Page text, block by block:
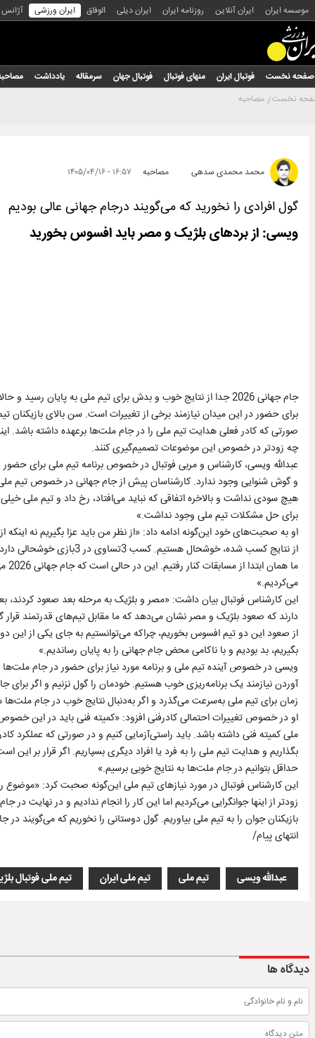
موسسه ایران ایران آنلاین روزنامه ایران ایران دیلی الوفاق ایران ورزشی
صفحه نخست فوتبال ایران منهای فوتبال فوتبال جهان سرمقاله یادداشت
نخست مصاحبه
محمد محمدی سدهی مصاحبه ۱۶:۵۷ - ۱۴۰۵/۰۴/۱۶
گول افرادی را نخورید که می‌گویند درجام جهانی عالی بودیم
ویسی: از بردهای بلژیک و مصر باید افسوس بخورید
برای حضور در این میدان نیازمند برخی از تغییرات است. سن بالای بازیکنان
صورتی که کادر فعلی هدایت تیم ملی را در جام ملت‌ها برعهده داشته باشد.
چه زودتر در خصوص این موضوعات تصمیم‌گیری کنند.
عبدالله ویسی، کارشناس و مربی فوتبال در خصوص برنامه تیم ملی برای
و گوش شنوایی وجود ندارد. کارشناسان پیش از جام جهانی در خصوص تیم
هیچ سودی نداشت و بالاخره اتفاقی که نباید می‌افتاد، رخ داد و تیم ملی
برای حل مشکلات تیم ملی وجود نداشت.»
او به صحبت‌های خود این‌گونه ادامه داد: «از نظر من باید عزا بگیریم نه
از نتایج کسب شده، خوشحال
می‌کردیم.»
این کارشناس فوتبال بیان داشت: «مصر و بلژیک به مرحله بعد صعود
دارند که صعود بلژیک و مصر نشان می‌دهد که ما مقابل تیم‌های قدرتمند قرار
از صعود این دو تیم افسوس بخوریم، چراکه می‌توانستیم به جای یکی از این
بگیریم، بد بودیم و با ناکامی محض جام جهانی را به پایان رساندیم.»
ویسی در خصوص آینده تیم ملی و برنامه مورد نیاز برای حضور در جام ملت‌ها
آوردن نیازمند یک برنامه‌ریزی خوب هستیم. خودمان را گول نزنیم و اگر برای
زمان برای تیم ملی به‌سرعت می‌گذرد و اگر به‌دنبال نتایج خوب در جام
او در خصوص تغییرات احتمالی کادرفنی افزود: «کمیته فنی باید در این
ملی کمیته فنی داشته باشد. باید راستی‌آزمایی کنیم و در صورتی که عملکرد
بگذاریم و هدایت تیم ملی را به فرد یا افراد دیگری بسپاریم. اگر قرار بر
حداقل بتوانیم در جام ملت‌ها به نتایج خوبی برسیم.»
این کارشناس فوتبال در مورد نیازهای تیم ملی این‌گونه صحبت کرد:
زودتر از اینها جوانگرایی می‌کردیم اما این کار را انجام ندادیم و در نهایت
بازیکنان جوان را به تیم ملی بیاوریم. گول دوستانی را نخوریم که
انتهای پیام/
عبدالله ویسی تیم ملی تیم ملی ایران تیم ملی فوتبال
دیدگاه ها